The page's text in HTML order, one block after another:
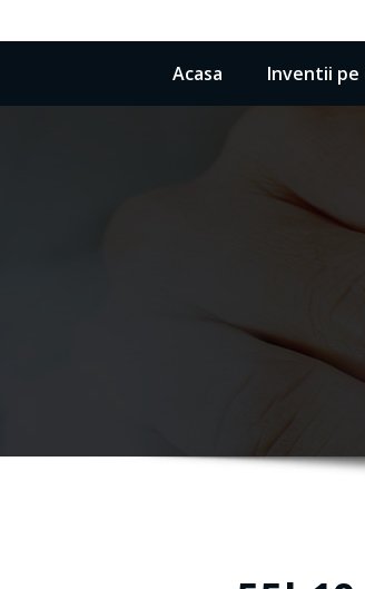
Acasa Inventii